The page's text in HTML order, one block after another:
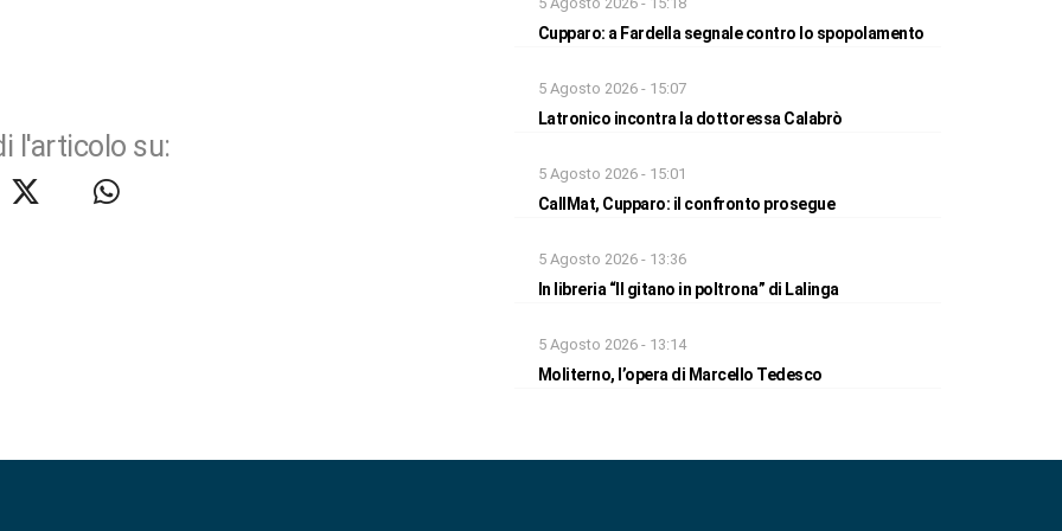
l'articolo su:
Cupparo: a Fardella segnale contro lo spopolamento
5 Agosto 2026 - 15:07
Latronico incontra la dottoressa Calabrò
5 Agosto 2026 - 15:01
CallMat, Cupparo: il confronto prosegue
5 Agosto 2026 - 13:36
In libreria “Il gitano in poltrona” di Lalinga
5 Agosto 2026 - 13:14
Moliterno, l’opera di Marcello Tedesco